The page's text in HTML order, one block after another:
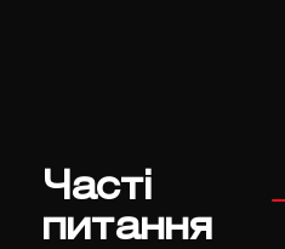
Часті
питання